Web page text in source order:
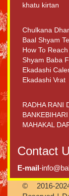
khatu kirtan
Chulkana
Baal Shyam
How To
Shyam Baba
Ekadashi
Ekadashi Vrat
RADHA RANI
MAHAKAL
Contact
E-mail-
© 2016-